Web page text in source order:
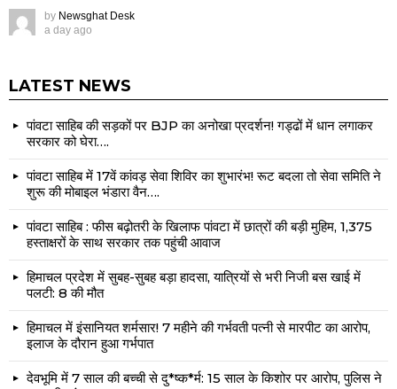
by Newsghat Desk
a day ago
LATEST NEWS
पांवटा साहिब की सड़कों पर BJP का अनोखा प्रदर्शन! गड्ढों में धान लगाकर
सरकार को घेरा….
पांवटा साहिब में 17वें कांवड़ सेवा शिविर का शुभारंभ! रूट बदला तो सेवा समिति ने
शुरू की मोबाइल भंडारा वैन….
पांवटा साहिब : फीस बढ़ोतरी के खिलाफ पांवटा में छात्रों की बड़ी मुहिम, 1,375
हस्ताक्षरों के साथ सरकार तक पहुंची आवाज
हिमाचल प्रदेश में सुबह-सुबह बड़ा हादसा, यात्रियों से भरी निजी बस खाई में
पलटी: 8 की मौत
हिमाचल में इंसानियत शर्मसार! 7 महीने की गर्भवती पत्नी से मारपीट का आरोप,
इलाज के दौरान हुआ गर्भपात
देवभूमि में 7 साल की बच्ची से दु*ष्क*र्म: 15 साल के किशोर पर आरोप, पुलिस ने